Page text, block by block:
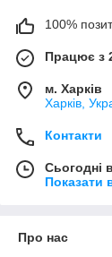
100%
Працює з
м. Харків
Харків,
Контакти
Сьогодні
Показати
Про нас